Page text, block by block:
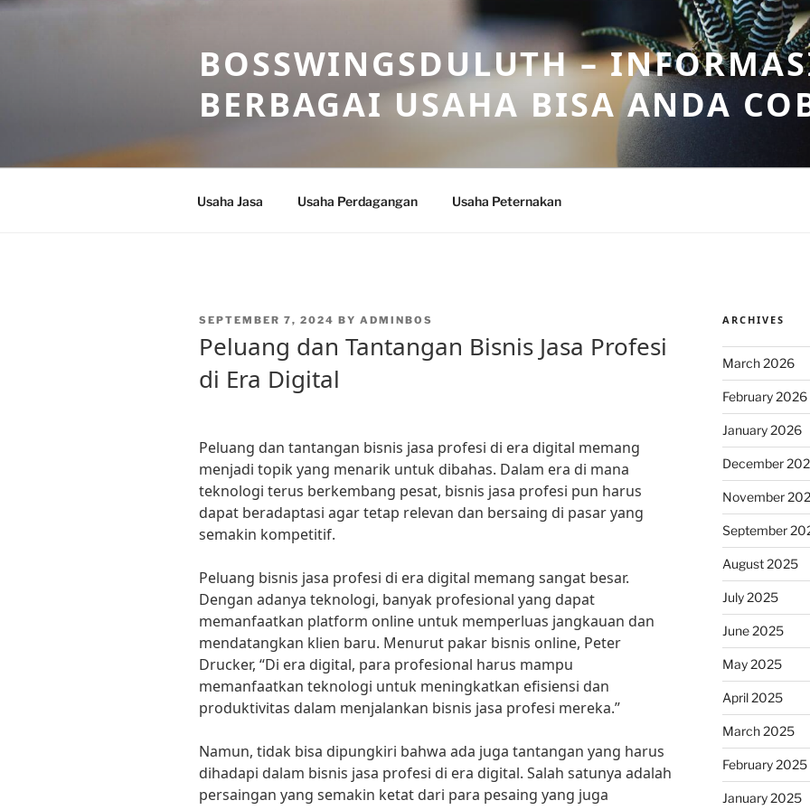
Skip
BOSSWINGSDULUTH –
BERBAGAI USAHA BISA ANDA
Usaha Jasa Usaha Perdagangan Usaha Peternakan
POSTED
SEPTEMBER 7, 2024 BY ADMINBOS
Peluang dan Tantangan Bisnis Jasa Profesi
di Era Digital
Peluang dan tantangan bisnis jasa profesi di era digital memang
menjadi topik yang menarik untuk dibahas. Dalam era di mana
teknologi terus berkembang pesat, bisnis jasa profesi pun harus
dapat beradaptasi agar tetap relevan dan bersaing di pasar yang
semakin kompetitif.
Peluang bisnis jasa profesi di era digital memang sangat besar.
Dengan adanya teknologi, banyak profesional yang dapat
memanfaatkan platform online untuk memperluas jangkauan dan
mendatangkan klien baru. Menurut pakar bisnis online, Peter
Drucker, “Di era digital, para profesional harus mampu
memanfaatkan teknologi untuk meningkatkan efisiensi dan
produktivitas dalam menjalankan bisnis jasa profesi mereka.”
Namun, tidak bisa dipungkiri bahwa ada juga tantangan yang harus
dihadapi dalam bisnis jasa profesi di era digital. Salah satunya adalah
persaingan yang semakin ketat dari para pesaing yang juga
ARCHIVES
March 2026
February 2026
January 2026
December
November
September
August 2025
July 2025
June 2025
May 2025
April 2025
March 2025
February 2025
January 2025